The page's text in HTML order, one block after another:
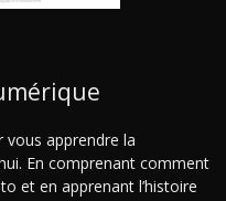
apprendre la
En comprenant comment
et en apprenant l’histoire